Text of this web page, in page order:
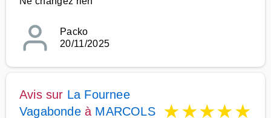
Packo
20/11/2025
Avis sur La Fournee
Vagabondeà MARCOLS ★★★★★